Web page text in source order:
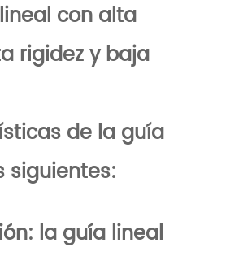
con alta
rigidez y baja
de la guía
siguientes:
la guía lineal